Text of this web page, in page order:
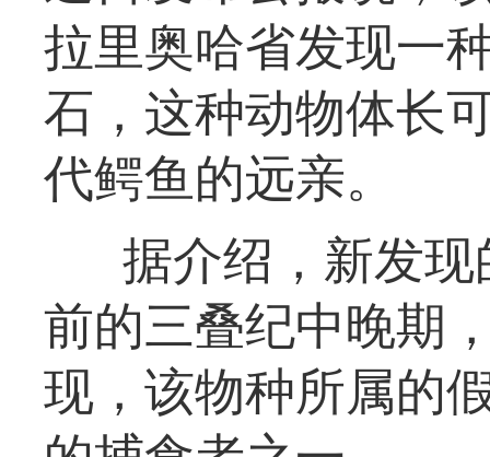
拉里奥哈省发现一
石，这种动物体长
代鳄鱼的远亲。
据介绍，新发
前的三叠纪中晚期
现，该物种所属的